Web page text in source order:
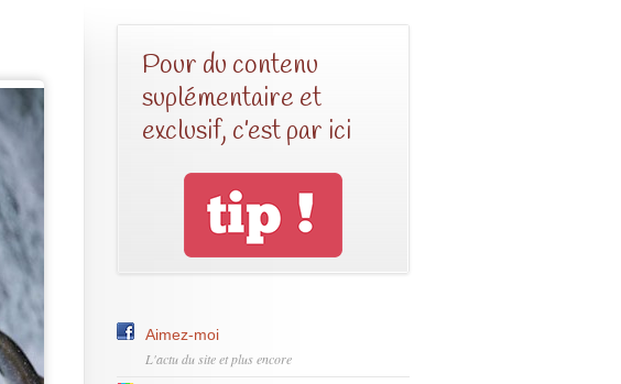
Pour du contenu
suplémentaire et
exclusif, c’est par ici
Aimez-moi
L'actu du site et plus encore